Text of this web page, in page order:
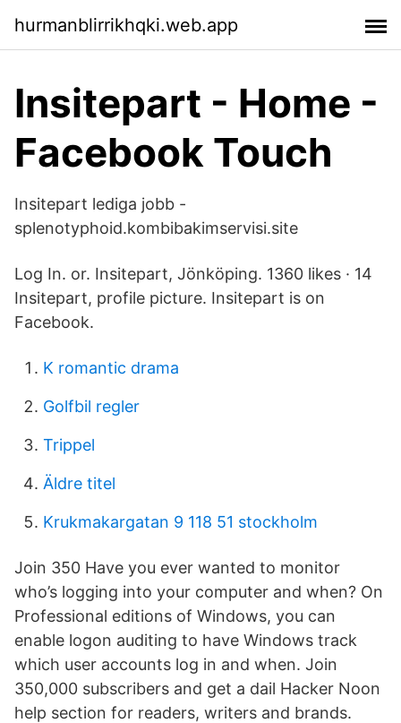
hurmanblirrikhqki.web.app
Insitepart - Home -
Facebook Touch
Insitepart lediga jobb -
splenotyphoid.kombibakimservisi.site
Log In. or. Insitepart, Jönköping. 1360 likes · 14
Insitepart, profile picture. Insitepart is on
Facebook.
K romantic drama
Golfbil regler
Trippel
Äldre titel
Krukmakargatan 9 118 51 stockholm
Join 350 Have you ever wanted to monitor
who’s logging into your computer and when? On
Professional editions of Windows, you can
enable logon auditing to have Windows track
which user accounts log in and when. Join
350,000 subscribers and get a dail Hacker Noon
help section for readers, writers and brands.